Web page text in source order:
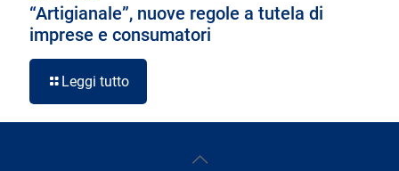
“Artigianale”, nuove regole a tutela di
imprese e consumatori
Leggi tutto